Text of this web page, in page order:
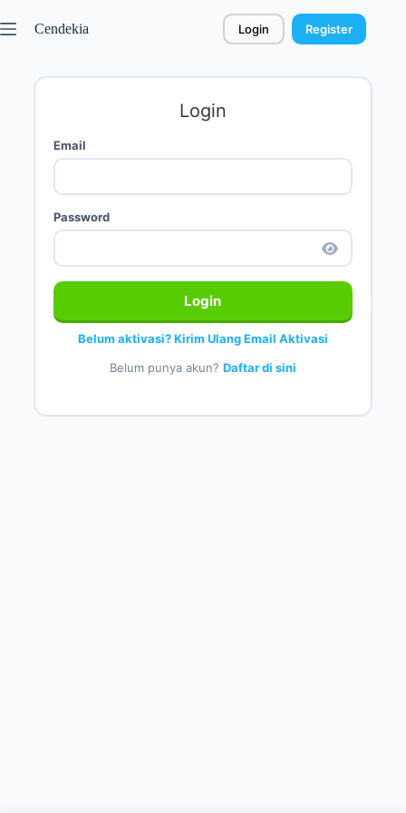
Cendekia Login Register
Login
Email
Password
Login
Belum aktivasi? Kirim Ulang Email Aktivasi
Belum punya akun? Daftar di sini